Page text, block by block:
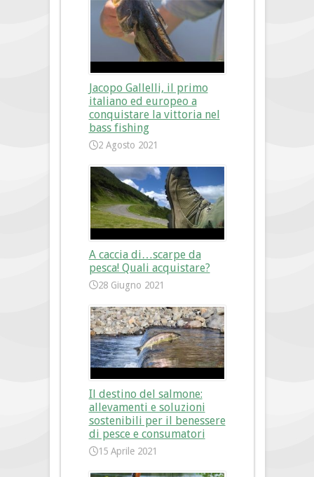
Jacopo Gallelli, il primo
italiano ed europeo a
conquistare la vittoria nel
bass fishing
2 Agosto 2021
A caccia di…scarpe da
pesca! Quali acquistare?
28 Giugno 2021
Il destino del salmone:
allevamenti e soluzioni
sostenibili per il benessere
di pesce e consumatori
15 Aprile 2021